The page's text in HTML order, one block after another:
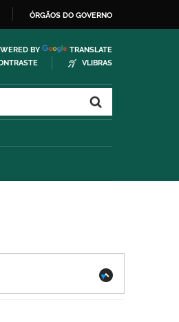
ÓRGÃOS DO GOVERNO
BY
TRANSLATE
VLIBRAS